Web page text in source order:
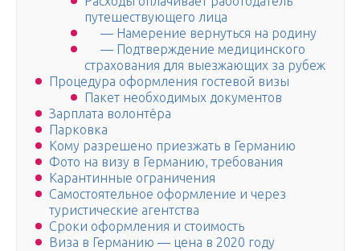
путешествующего лица
— Намерение вернуться на родину
— Подтверждение медицинского
страхования для выезжающих за рубеж
Процедура оформления гостевой визы
Пакет необходимых документов
Зарплата волонтёра
Парковка
Кому разрешено приезжать в Германию
Фото на визу в Германию, требования
Карантинные ограничения
Самостоятельное оформление и через
туристические агентства
Сроки оформления и стоимость
Виза в Германию — цена в 2020 году